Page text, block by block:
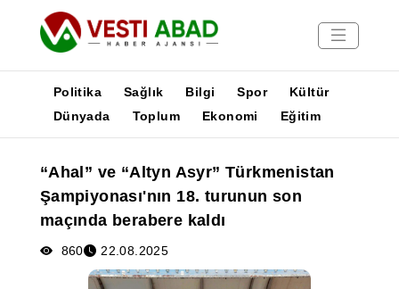
Yayınlar
Medya
Poster
Politika Sağlık Bilgi Spor
Kültür
Dünyada
Toplum Ekonomi Eğitim
“Ahal” ve “Altyn Asyr” Türkmenistan
Şampiyonası'nın 18. turunun son
maçında berabere kaldı
860 22.08.2025